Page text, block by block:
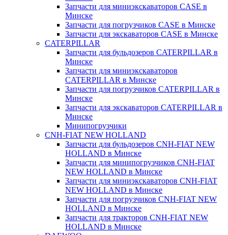
Запчасти для миниэкскаваторов CASE в
Минске
Запчасти для погрузчиков CASE в Минске
Запчасти для экскаваторов CASE в Минске
CATERPILLAR
Запчасти для бульдозеров CATERPILLAR в
Минске
Запчасти для миниэкскаваторов
CATERPILLAR в Минске
Запчасти для погрузчиков CATERPILLAR в
Минске
Запчасти для экскаваторов CATERPILLAR в
Минскe
Минипогрузчики
CNH-FIAT NEW HOLLAND
Запчасти для бульдозеров CNH-FIAT NEW
HOLLAND в Минске
Запчасти для минипогрузчиков CNH-FIAT
NEW HOLLAND в Минске
Запчасти для миниэкскаваторов CNH-FIAT
NEW HOLLAND в Минске
Запчасти для погрузчиков CNH-FIAT NEW
HOLLAND в Минске
Запчасти для тракторов CNH-FIAT NEW
HOLLAND в Минске